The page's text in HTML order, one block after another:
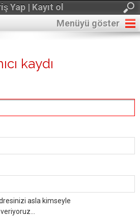
Yap | Kayıt ol
Menüyü göster
kaydı
asla kimseyle